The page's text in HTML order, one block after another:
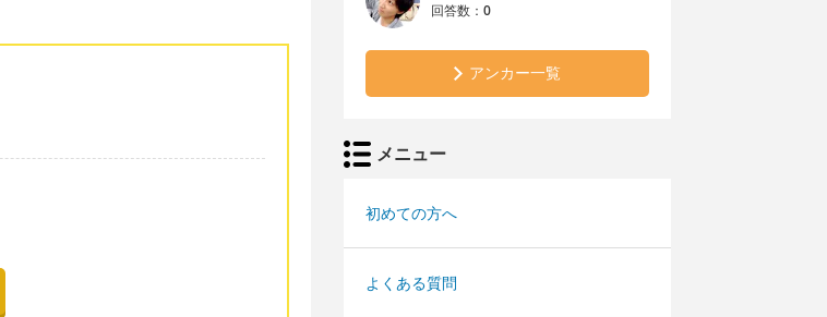
回答数： 0
アンカー一覧
メニュー
初めての方へ
よくある質問